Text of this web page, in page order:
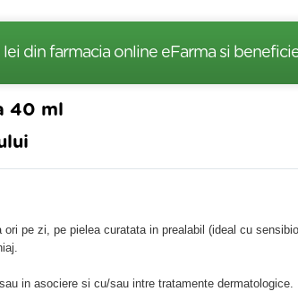
lei din farmacia online eFarma si
40 ml
pe zi, pe pielea curatata in prealabil (ideal cu
in asociere si cu/sau intre tratamente dermatologice.